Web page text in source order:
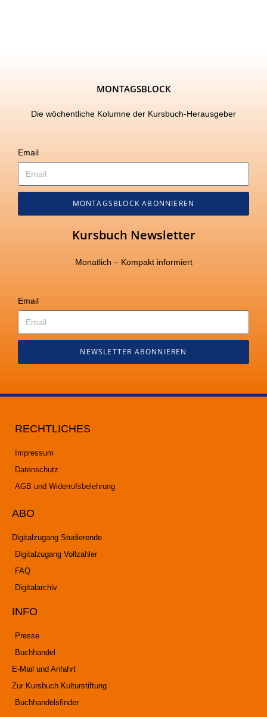
MONTAGSBLOCK
Die wöchentliche Kolumne der Kursbuch-Herausgeber
Email
MONTAGSBLOCK ABONNIEREN
Kursbuch Newsletter
Monatlich – Kompakt informiert
Email
NEWSLETTER ABONNIEREN
RECHTLICHES
Impressum
Datenschutz
AGB und Widerrufsbelehrung
ABO
Digitalzugang Studierende
Digitalzugang Vollzahler
FAQ
Digitalarchiv
INFO
Presse
Buchhandel
E-Mail und Anfahrt
Zur Kursbuch Kulturstiftung
Buchhandelsfinder